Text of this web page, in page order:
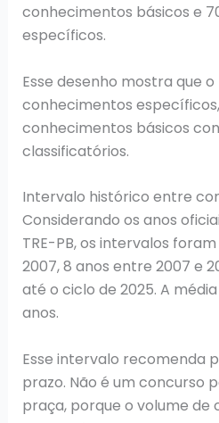
conhecimentos básicos e
específicos.
Esse desenho mostra que
conhecimentos
conhecimentos básicos
classificatórios.
Intervalo histórico entre
Considerando os anos
TRE-PB, os intervalos
2007, 8 anos entre 2007 e
até o ciclo de 2025. A
anos.
Esse intervalo recomenda
prazo. Não é um concurso
praça, porque o volume de